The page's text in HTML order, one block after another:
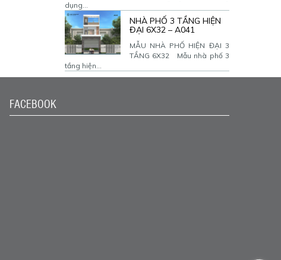
dụng...
NHÀ PHỐ 3 TẦNG HIỆN
ĐẠI 6X32 – A041
MẪU NHÀ PHỐ HIỆN ĐẠI 3
TẦNG 6X32 Mẫu nhà phố 3
tầng hiện...
FACEBOOK